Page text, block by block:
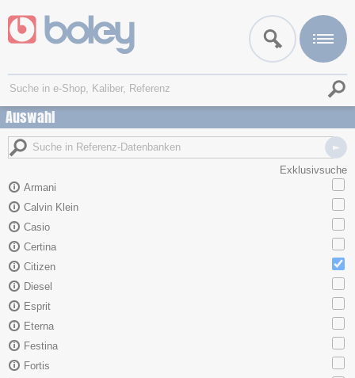
Auswahl
Exklusivsuche
Armani
Calvin Klein
Casio
Certina
Citizen
Diesel
Esprit
Eterna
Festina
Fortis